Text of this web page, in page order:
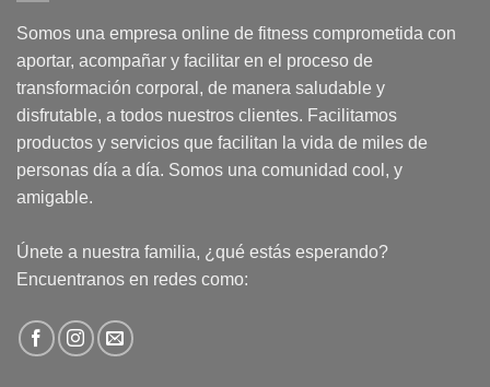
Somos una empresa online de fitness comprometida con
aportar, acompañar y facilitar en el proceso de
transformación corporal, de manera saludable y
disfrutable, a todos nuestros clientes. Facilitamos
productos y servicios que facilitan la vida de miles de
personas día a día. Somos una comunidad cool, y
amigable.
Únete a nuestra familia, ¿qué estás esperando?
Encuentranos en redes como: